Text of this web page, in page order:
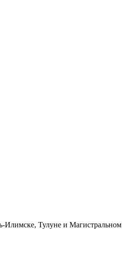
Илимске, Тулуне и Магистральном